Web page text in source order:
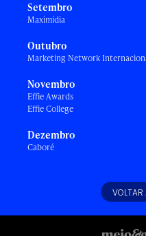
Setembro
Maximídia
Outubro
Marketing Network
Novembro
Effie Awards
Effie College
Dezembro
Caboré
VOLTAR